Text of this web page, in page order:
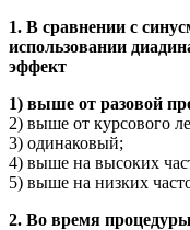
1. В сравнении с
использовании
эффект
1) выше от разовой
2) выше от курсового
3) одинаковый;
4) выше на высоких
5) выше на низких
2. Во время